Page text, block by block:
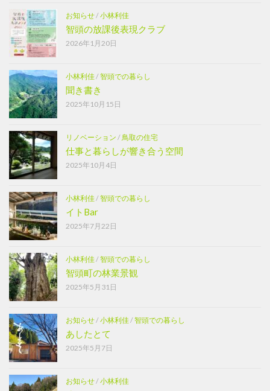
お知らせ/小林利佳
智頭の放課後表現クラブ
2026年1月20日
小林利佳/智頭での暮らし
聞き書き
2025年10月15日
リノベーション / 鳥取の住宅
仕事と暮らしが響き合う空間
2025年10月4日
小林利佳/智頭での暮らし
イトBar
2025年7月22日
小林利佳/智頭での暮らし
智頭町の林業景観
2025年5月31日
お知らせ/小林利佳/智頭での暮らし
あしたとて
2025年5月7日
お知らせ/小林利佳